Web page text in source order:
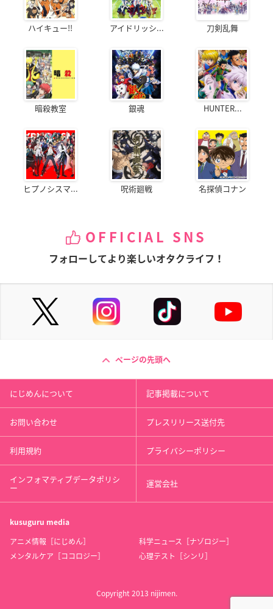
ハイキュー!! アイドリッシ... 刀剣乱舞
暗殺教室 銀魂 HUNTER...
ヒプノシスマ... 呪術廻戦 名探偵コナン
OFFICIAL SNS
フォローしてより楽しいオタクライフ！
ページの先頭へ
にじめんについて 記事掲載について
お問い合わせ プレスリリース送付先
利用規約 プライバシーポリシー
インフォマティブデータポリシ
ー 運営会社
kusuguru media
アニメ情報［にじめん］
科学ニュース［ナゾロジー］
メンタルケア［ココロジー］
心理テスト［シンリ］
Copyright 2013 nijimen.